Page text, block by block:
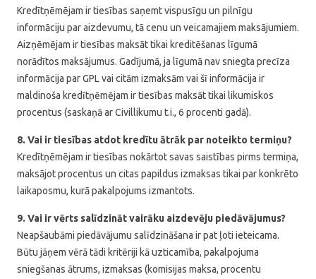
Kredītņēmējam ir tiesības saņemt vispusīgu un pilnīgu
informāciju par aizdevumu, tā cenu un veicamajiem maksājumiem.
Aizņēmējam ir tiesības maksāt tikai kreditēšanas līgumā
norādītos maksājumus. Gadījumā, ja līgumā nav sniegta precīza
informācija par GPL vai citām izmaksām vai šī informācija ir
maldinoša kredītņēmējam ir tiesības maksāt tikai likumiskos
procentus (saskaņā ar Civillikumu t.i., 6 procenti gadā).
8. Vai ir tiesības atdot kredītu ātrāk par noteikto termiņu?
Kredītņēmējam ir tiesības nokārtot savas saistības pirms termiņa,
maksājot procentus un citas papildus izmaksas tikai par konkrēto
laikaposmu, kurā pakalpojums izmantots.
9. Vai ir vērts salīdzināt vairāku aizdevēju piedāvājumus?
Neapšaubāmi piedāvājumu salīdzināšana ir pat ļoti ieteicama.
Būtu jāņem vērā tādi kritēriji kā uzticamība, pakalpojuma
sniegšanas ātrums, izmaksas (komisijas maksa, procentu